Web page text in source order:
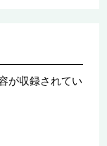
が収録されてい